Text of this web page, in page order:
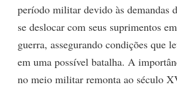
período militar devido às demandas
se deslocar com seus suprimentos
guerra, assegurando condições que
em uma possível batalha. A
no meio militar remonta ao século